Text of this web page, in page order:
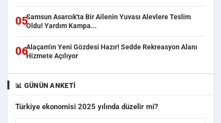
05Samsun Asarcık'ta Bir Ailenin Yuvası Alevlere Teslim
Oldu! Yardım Kampa...
06Alaçam'ın Yeni Gözdesi Hazır! Sedde Rekreasyon Alanı
Hizmete Açılıyor
📊 GÜNÜN ANKETI
Türkiye ekonomisi 2025 yılında düzelir mi?